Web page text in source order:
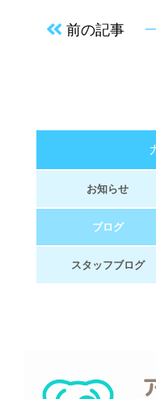
前の記事
お知らせ
ブログ
スタッフブログ